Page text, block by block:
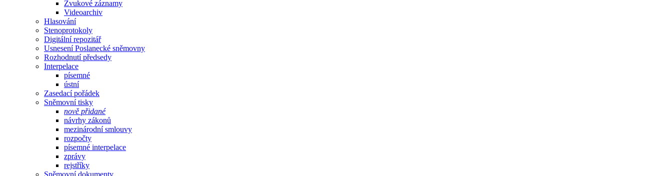
Zvukové záznamy
Videoarchiv
Hlasování
Stenoprotokoly
Digitální repozitář
Usnesení Poslanecké sněmovny
Rozhodnutí předsedy
Interpelace
písemné
ústní
Zasedací pořádek
Sněmovní tisky
nově přidané
návrhy zákonů
mezinárodní smlouvy
rozpočty
písemné interpelace
zprávy
rejstříky
Sněmovní dokumenty